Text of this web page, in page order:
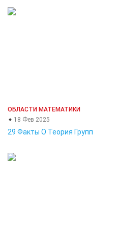
ОБЛАСТИ МАТЕМАТИКИ
18 Фев 2025
29 Факты О Теория Групп